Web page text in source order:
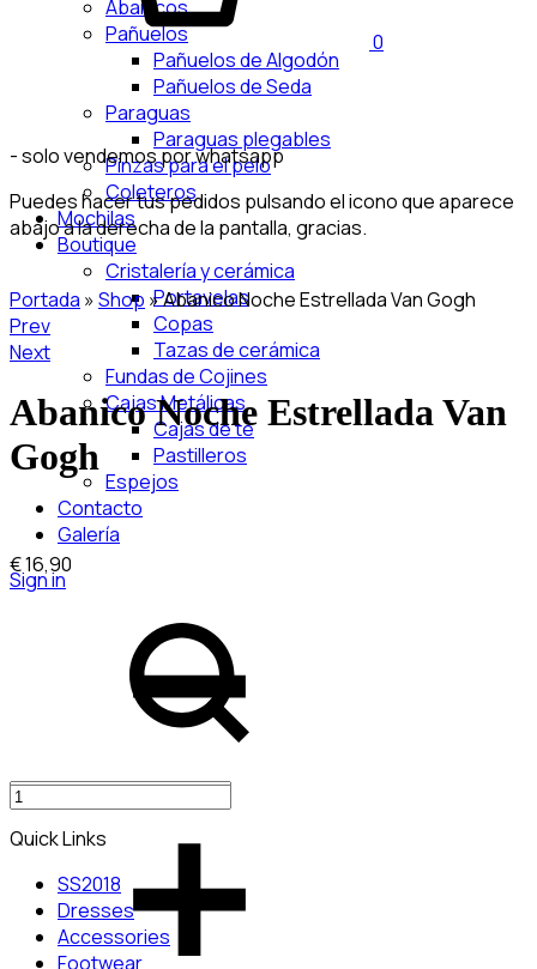
Abanicos
Pañuelos
Pañuelos de Algodón
Pañuelos de Seda
Paraguas
Paraguas plegables
Pinzas para el pelo
Coleteros
Mochilas
Boutique
Cristalería y cerámica
Portavelas
Copas
Tazas de cerámica
Fundas de Cojines
Cajas Metálicas
Cajas de té
Pastilleros
Espejos
Contacto
Galería
Sign in
Quick Links
SS2018
Dresses
Accessories
Footwear
0
- solo vendemos por whatsapp
Puedes hacer tus pedidos pulsando el icono que aparece
abajo a la derecha de la pantalla, gracias.
Portada »Shop »Abanico Noche Estrellada Van Gogh
Product
navigation
Prev
Next
Abanico Noche Estrellada Van
Gogh
€16,90